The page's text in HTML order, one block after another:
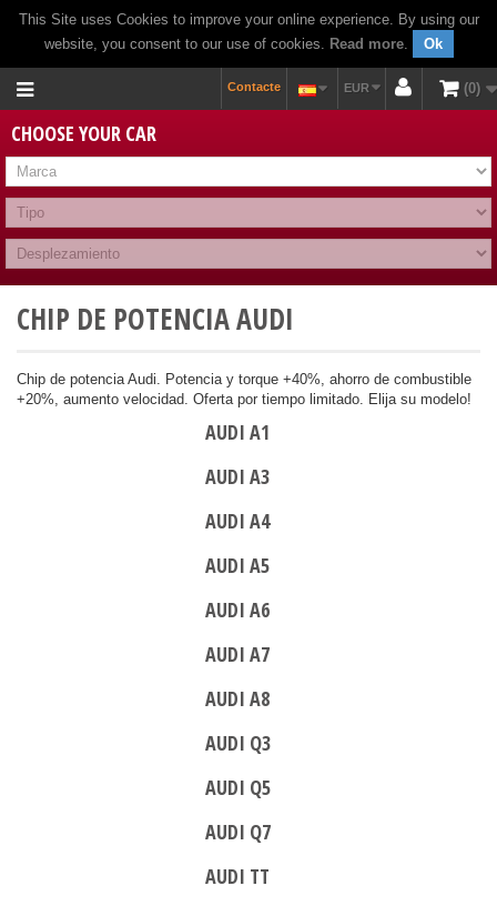
This Site uses Cookies to improve your online experience. By using our
website, you consent to our use of cookies. Read more. Ok
0
EUR
Contacte
CHOOSE YOUR CAR
CHIP DE POTENCIA AUDI
Chip de potencia Audi. Potencia y torque +40%, ahorro de combustible
+20%, aumento velocidad. Oferta por tiempo limitado. Elija su modelo!
AUDI A1
AUDI A3
AUDI A4
AUDI A5
AUDI A6
AUDI A7
AUDI A8
AUDI Q3
AUDI Q5
AUDI Q7
AUDI TT